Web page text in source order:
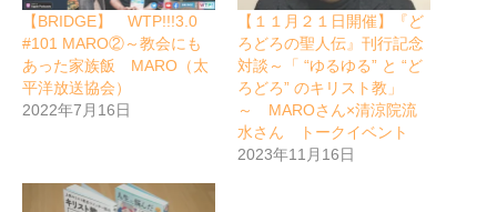
【BRIDGE】 WTP!!!3.0
#101 MARO②～教会にも
あった家族飯 MARO（太
平洋放送協会）
2022年7月16日
【１１月２１日開催】『ど
ろどろの聖人伝』刊行記念
対談～「 “ゆるゆる” と “ど
ろどろ” のキリスト教」
～ MAROさん×清涼院流
水さん トークイベント
2023年11月16日